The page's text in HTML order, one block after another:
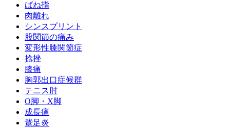
ばね指
肉離れ
シンスプリント
股関節の痛み
変形性膝関節症
捻挫
膝痛
胸郭出口症候群
テニス肘
О脚・X脚
成長痛
鵞足炎